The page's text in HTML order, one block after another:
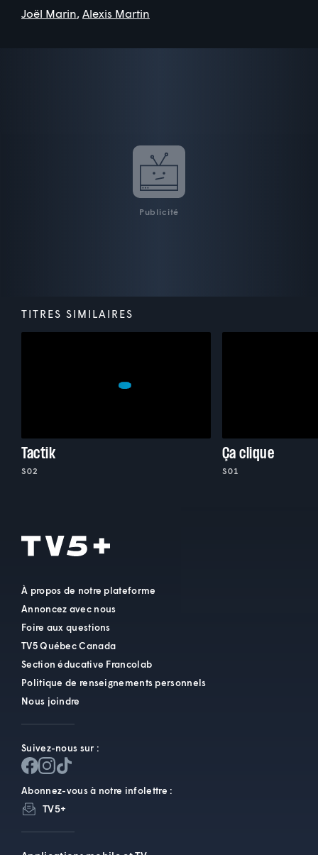
Joël Marin, Alexis Martin
Publicité
TITRES SIMILAIRES
Tactik
S02
Ça clique
S01
À propos de notre plateforme
Annoncez avec nous
Foire aux questions
TV5 Québec Canada
Section éducative Francolab
Politique de renseignements personnels
Nous joindre
Suivez-nous sur :
Abonnez-vous à notre infolettre :
TV5+